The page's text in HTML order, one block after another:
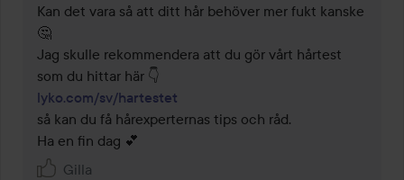
Kan det vara så att ditt hår behöver mer fukt kanske
🤔
Jag skulle rekommendera att du gör vårt hårtest
lyko.com/sv/hartestet
så kan du få hårexperternas tips och råd.
Ha en fin dag 💕
Gilla